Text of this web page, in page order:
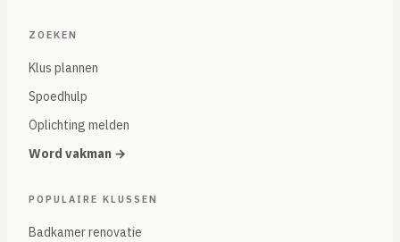
ZOEKEN
Klus plannen
Spoedhulp
Oplichting melden
Word vakman →
POPULAIRE KLUSSEN
Badkamer renovatie